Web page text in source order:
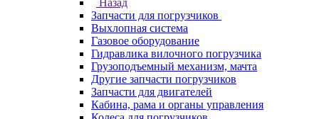
Назад
Запчасти для погрузчиков
Выхлопная система
Газовое оборудование
Гидравлика вилочного погрузчика
Грузоподъемный механизм, мачта
Другие запчасти погрузчиков
Запчасти для двигателей
Кабина, рама и органы управления